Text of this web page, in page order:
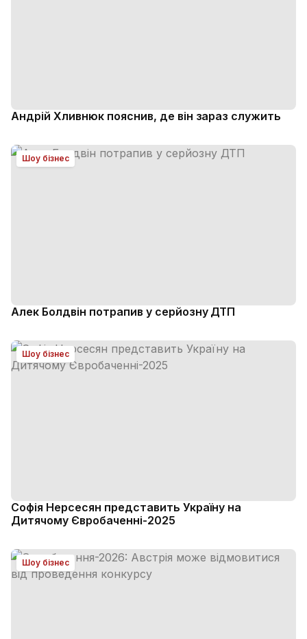
Андрій Хливнюк пояснив, де він зараз служить
Шоу бізнес
Алек Болдвін потрапив у серйозну ДТП
Шоу бізнес
Софія Нерсесян представить Україну на
Дитячому Євробаченні-2025
Шоу бізнес